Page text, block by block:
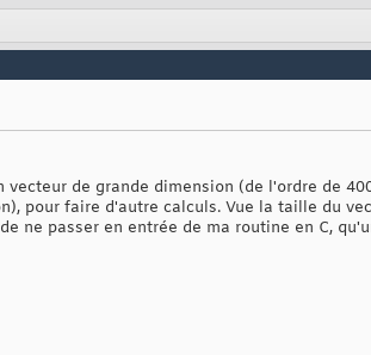
de grande dimension (de l'ordre de
pour faire d'autre calculs. Vue la taille du
ne passer en entrée de ma routine en C,